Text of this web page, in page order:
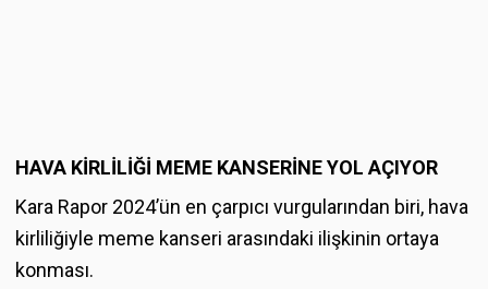
HAVA KİRLİLİĞİ MEME KANSERİNE YOL AÇIYOR
Kara Rapor 2024’ün en çarpıcı vurgularından biri, hava
kirliliğiyle meme kanseri arasındaki ilişkinin ortaya
konması.